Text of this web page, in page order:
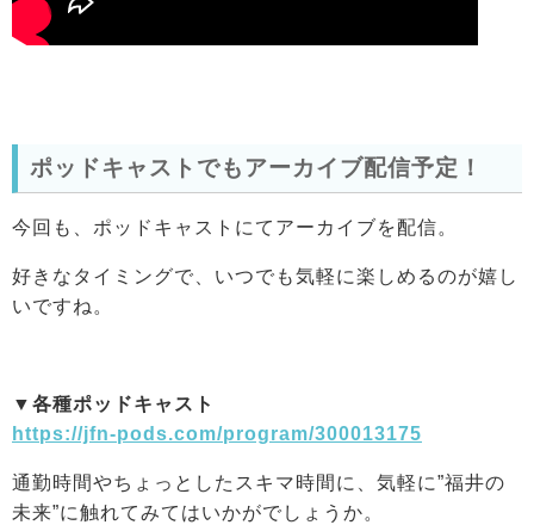
ポッドキャストでもアーカイブ配信予定！
今回も、ポッドキャストにてアーカイブを配信。
好きなタイミングで、いつでも気軽に楽しめるのが嬉し
いですね。
▼各種ポッドキャスト
https://jfn-pods.com/program/300013175
通勤時間やちょっとしたスキマ時間に、気軽に”福井の
未来”に触れてみてはいかがでしょうか。